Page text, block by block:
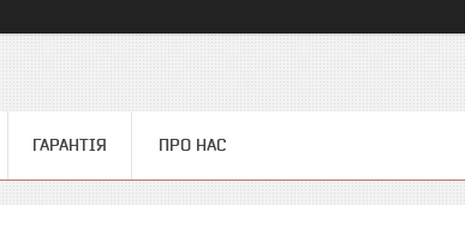
ГАРАНТІЯ ПРО НАС